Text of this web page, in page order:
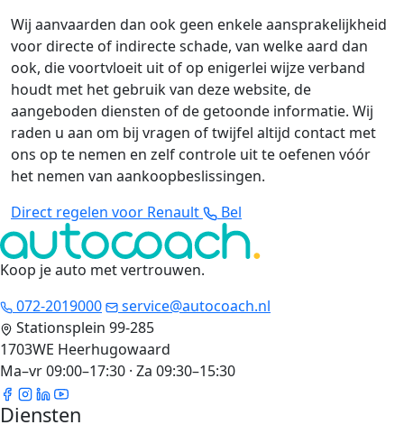
Wij aanvaarden dan ook geen enkele aansprakelijkheid
voor directe of indirecte schade, van welke aard dan
ook, die voortvloeit uit of op enigerlei wijze verband
houdt met het gebruik van deze website, de
aangeboden diensten of de getoonde informatie. Wij
raden u aan om bij vragen of twijfel altijd contact met
ons op te nemen en zelf controle uit te oefenen vóór
het nemen van aankoopbeslissingen.
Direct regelen voor Renault
Bel
Koop je auto met vertrouwen.
072-2019000
service@autocoach.nl
Stationsplein 99-285
1703WE Heerhugowaard
Ma–vr 09:00–17:30 · Za 09:30–15:30
Diensten